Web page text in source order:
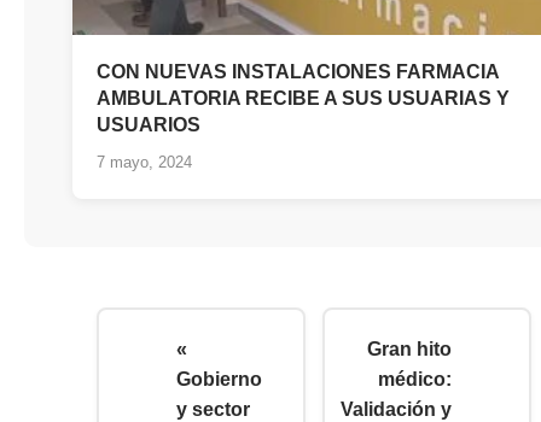
CON NUEVAS INSTALACIONES FARMACIA
AMBULATORIA RECIBE A SUS USUARIAS Y
USUARIOS
7 mayo, 2024
«
Gobierno
y sector
Gran hito
médico:
Validación y